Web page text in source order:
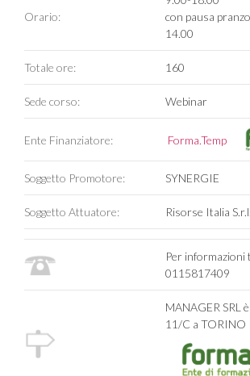
Orario:
con pausa
14.00
Totale ore: 160
Sede corso: Webinar
Ente Finanziatore: Forma.Temp
Soggetto Promotore: SYNERGIE
Soggetto Attuatore: Risorse Italia S.r.l.
Per informazioni
0115817409
MANAGER SRL
11/C a TORINO